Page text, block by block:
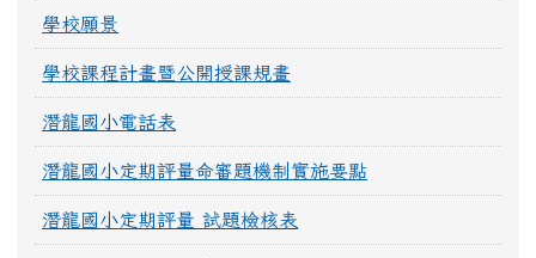
學校願景
學校課程計畫暨公開授課規畫
潛龍國小電話表
潛龍國小定期評量命審題機制實施要點
潛龍國小定期評量 試題檢核表